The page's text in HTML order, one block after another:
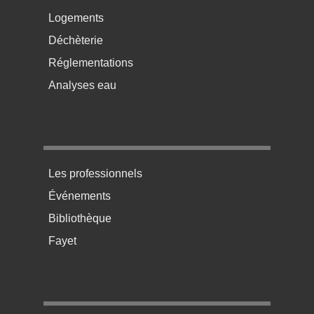
Logements
Déchèterie
Réglementations
Analyses eau
Menu pratique bas de page 3
Les professionnels
Événements
Bibliothèque
Fayet
Menu pratique bas de page 4